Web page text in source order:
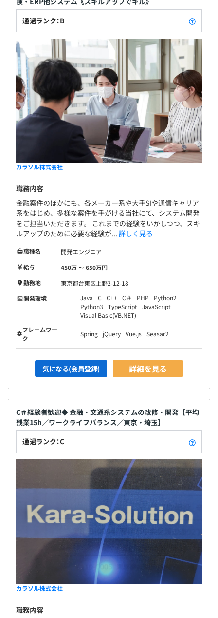
■エンジニアリーダー：38歳／Java開発経験10年以上
・2018/03〜2022/12（4年9カ月）Java通信キャリア（携
帯電話）料金・業務系
・2014/10〜2018/02（3年5カ月）Java通信キャリア（携
帯電話）設備・業務系
・2012/01～2014/10（2年10カ月）Java通信キャリア
（携帯電話）次世代NW業務系
プロジェクトによって異なりますが、下記のチーム構成に
なることが多いです。
・詳細～製造～テスト工程まで、フェーズ・担当ごとに分
かれたり、1人の担当が詳細～製造～テストまでおこなう
場合があります。
・製造期間は、追加機能などの小規模が多いので3日～10
日間位です。
【退職金制度】有り
無期雇用
4カ月（待遇の変更はありません）
通過ランク：B
カラソル株式会社
職務内容
金融案件のほかにも、各メーカー系や大手SIや通信キャリア
系をはじめ、多様な案件を手がける当社にて、システム開発
をご担当いただきます。 これまでの経験をいかしつつ、スキ
ルアップのために必要な経験が... 詳しく見る
職種名
開発エンジニア
給与
450万 〜 650万円
勤務地
東京都台東区上野2-12-18
開発環境
Java C C++ C＃ PHP
Python2
Python3
TypeScript
JavaScript
Visual Basic(VB.NET)
フレームワー
ク
Spring jQuery Vue.js Seasar2
気になる(会員登録) 詳細を見る
C＃経験者歓迎◆ 金融・交通系システムの改修・開発【平均
残業15h／ワークライフバランス／東京・埼玉】
通過ランク：C
カラソル株式会社
職務内容